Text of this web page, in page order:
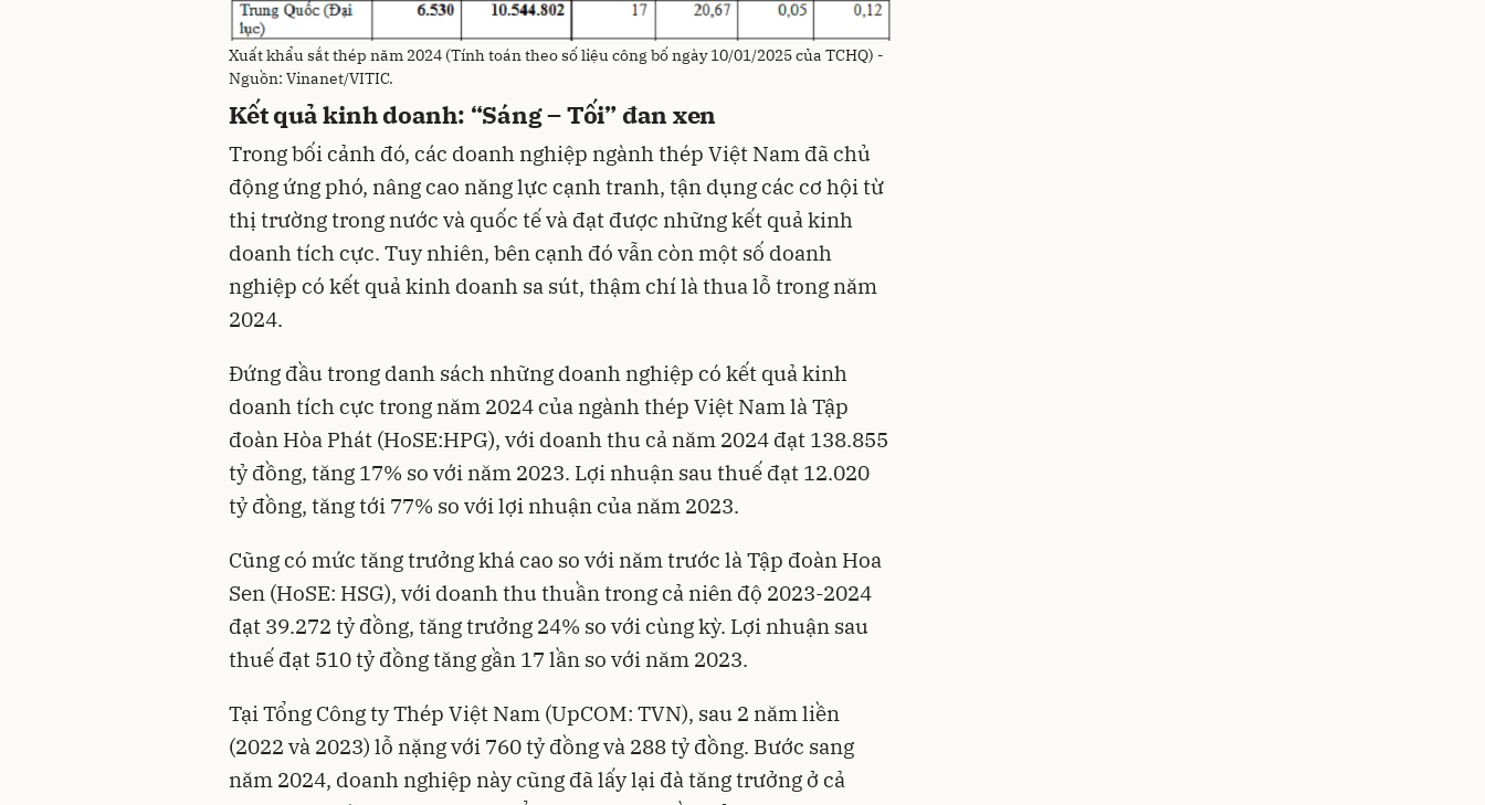
Xuất khẩu sắt thép năm 2024 (Tính toán theo số liệu công bố ngày 10/01/2025 của TCHQ) -
Nguồn: Vinanet/VITIC.
Kết quả kinh doanh: “Sáng – Tối” đan xen
Trong bối cảnh đó, các doanh nghiệp ngành thép Việt Nam đã chủ
động ứng phó, nâng cao năng lực cạnh tranh, tận dụng các cơ hội từ
thị trường trong nước và quốc tế và đạt được những kết quả kinh
doanh tích cực. Tuy nhiên, bên cạnh đó vẫn còn một số doanh
nghiệp có kết quả kinh doanh sa sút, thậm chí là thua lỗ trong năm
2024.
Đứng đầu trong danh sách những doanh nghiệp có kết quả kinh
doanh tích cực trong năm 2024 của ngành thép Việt Nam là Tập
đoàn Hòa Phát (HoSE:HPG), với doanh thu cả năm 2024 đạt 138.855
tỷ đồng, tăng 17% so với năm 2023. Lợi nhuận sau thuế đạt 12.020
tỷ đồng, tăng tới 77% so với lợi nhuận của năm 2023.
Cũng có mức tăng trưởng khá cao so với năm trước là Tập đoàn Hoa
Sen (HoSE: HSG), với doanh thu thuần trong cả niên độ 2023-2024
đạt 39.272 tỷ đồng, tăng trưởng 24% so với cùng kỳ. Lợi nhuận sau
thuế đạt 510 tỷ đồng tăng gần 17 lần so với năm 2023.
Tại Tổng Công ty Thép Việt Nam (UpCOM: TVN), sau 2 năm liền
(2022 và 2023) lỗ nặng với 760 tỷ đồng và 288 tỷ đồng. Bước sang
năm 2024, doanh nghiệp này cũng đã lấy lại đà tăng trưởng ở cả